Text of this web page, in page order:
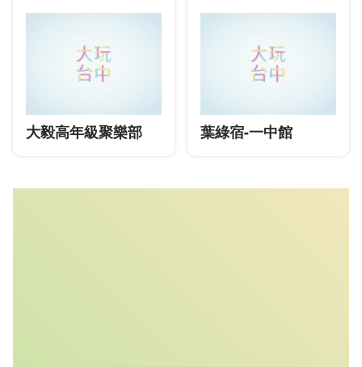
大毅高年級聚樂部 葉綠宿-一中館